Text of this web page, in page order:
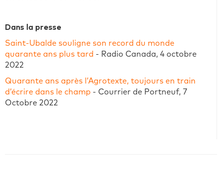
Dans la presse
Saint-Ubalde souligne son record du monde
quarante ans plus tard - Radio Canada, 4 octobre
2022
Quarante ans après l’Agrotexte, toujours en train
d’écrire dans le champ - Courrier de Portneuf, 7
Octobre 2022